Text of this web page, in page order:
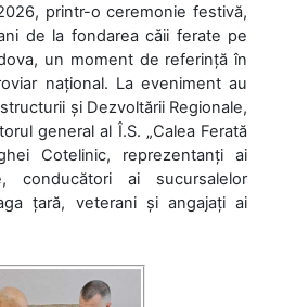
printr-o ceremonie festivă,
de la fondarea căii ferate pe
un moment de referință în
național. La eveniment au
și Dezvoltării Regionale,
general al Î.S. „Calea Ferată
Cotelinic, reprezentanți ai
conducători ai sucursalelor
țară, veterani și angajați ai